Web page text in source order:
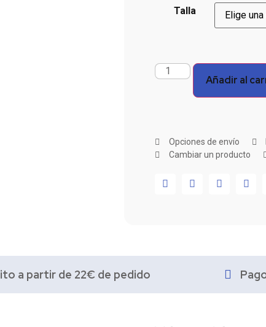
Talla
Añadir al
Opciones de envío
Cambiar un producto
a partir de 22€ de pedido